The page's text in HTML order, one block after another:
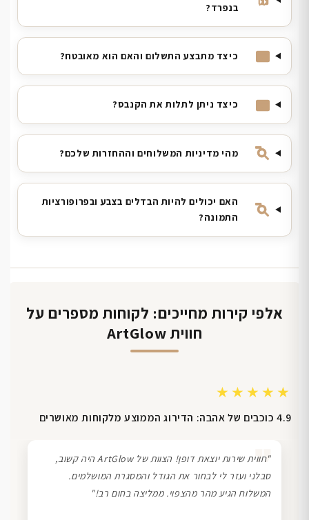
בנפרד?
כיצד מתבצע התשלום והאם הוא מאובטח?
כיצד ניתן לתלות את הקנבס?
מהי מדיניות המשלוחים וההחזרות שלכם?
האם יכולים להיות הבדלים בצבע ובפרופורציות
התמונה?
אלפי קירות מחייכים: לקוחות מספרים על
חווית ArtGlow
★★★★★
4.9 כוכבים של אהבה: הדירוג הממוצע מלקוחות מאושרים
❞
"חווית שירות יוצאת דופן! הצוות של ArtGlow היה קשוב,
סבלני ועזר לי לבחור את הגודל והמסגרת המושלמים.
המשלוח הגיע מהר מהצפוי. ממליצה בחום רב!"